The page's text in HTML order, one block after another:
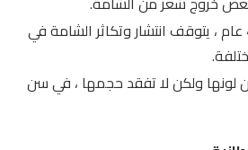
في سن 30 إلى 40 عام ، يتوقف انتشار وتكاثر الشامة في
لونها ولكن لا تفقد حجمها ، في سن